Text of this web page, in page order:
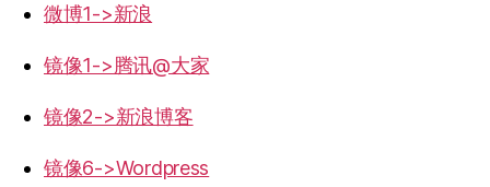
微博1->新浪
镜像1->腾讯@大家
镜像2->新浪博客
镜像6->Wordpress